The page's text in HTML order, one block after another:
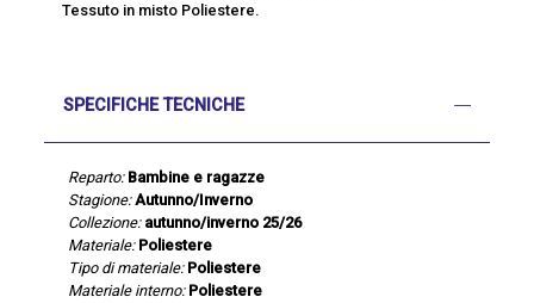
Tessuto in misto Poliestere.
SPECIFICHE TECNICHE
Reparto: Bambine e ragazze
Stagione: Autunno/Inverno
Collezione: autunno/inverno 25/26
Materiale: Poliestere
Tipo di materiale: Poliestere
Materiale interno: Poliestere